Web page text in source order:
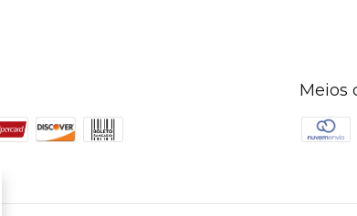
Meios